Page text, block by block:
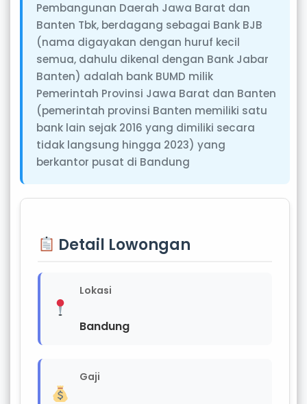
Pembangunan Daerah Jawa Barat dan
Banten Tbk, berdagang sebagai Bank BJB
(nama digayakan dengan huruf kecil
semua, dahulu dikenal dengan Bank Jabar
Banten) adalah bank BUMD milik
Pemerintah Provinsi Jawa Barat dan Banten
(pemerintah provinsi Banten memiliki satu
bank lain sejak 2016 yang dimiliki secara
tidak langsung hingga 2023) yang
berkantor pusat di Bandung
Detail Lowongan
Lokasi
Bandung
Gaji